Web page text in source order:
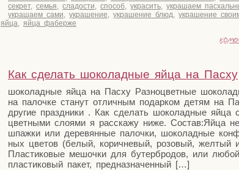
секрет, семья, сладости, способ, украсить, украшаем
украшаем сами, украшение, украшение блюд, украшение
яйца, яйца фаберже
Как сделать шоколадные яйца на Пасху
шоко­лад­ные яйца на Пас­ху Раз­но­цвет­ные
на палоч­ке ста­нут отлич­ным подар­ком детям на
дру­гие празд­ни­ки . Как сде­лать шоко­лад­ные яйца
цвет­ны­ми сло­я­ми я рас­ска­жу ниже. Состав:Яйца
шпаж­ки или дере­вян­ные палоч­ки, шоко­лад­ные
ных цве­тов (белый, корич­не­вый, розо­вый, жел­тый
Пла­сти­ко­вые мешоч­ки для бутер­бро­дов, или
пла­сти­ко­вый пакет, предназначенный […]